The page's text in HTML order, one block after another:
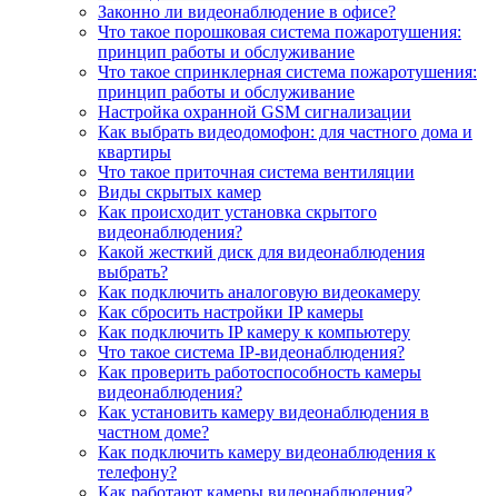
Законно ли видеонаблюдение в офисе?
Что такое порошковая система пожаротушения:
принцип работы и обслуживание
Что такое спринклерная система пожаротушения:
принцип работы и обслуживание
Настройка охранной GSM сигнализации
Как выбрать видеодомофон: для частного дома и
квартиры
Что такое приточная система вентиляции
Виды скрытых камер
Как происходит установка скрытого
видеонаблюдения?
Какой жесткий диск для видеонаблюдения
выбрать?
Как подключить аналоговую видеокамеру
Как сбросить настройки IP камеры
Как подключить IP камеру к компьютеру
Что такое система IP-видеонаблюдения?
Как проверить работоспособность камеры
видеонаблюдения?
Как установить камеру видеонаблюдения в
частном доме?
Как подключить камеру видеонаблюдения к
телефону?
Как работают камеры видеонаблюдения?